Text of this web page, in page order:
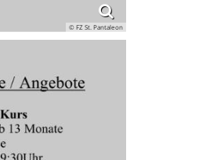
© FZ St. Pantaleon